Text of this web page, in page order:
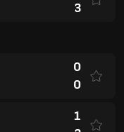
3
0
0
1